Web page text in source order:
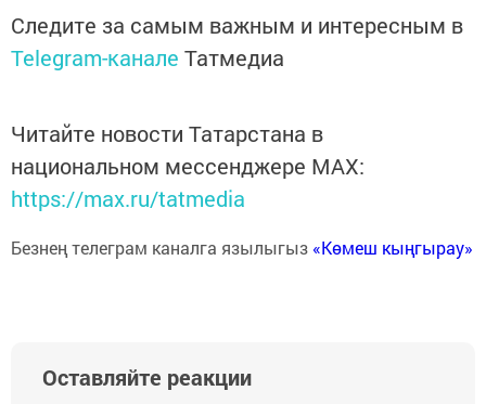
Следите за самым важным и интересным в
Telegram-канале Татмедиа
Читайте новости Татарстана в
национальном мессенджере MАХ:
https://max.ru/tatmedia
Безнең телеграм каналга язылыгыз «Көмеш кыңгырау»
Оставляйте реакции